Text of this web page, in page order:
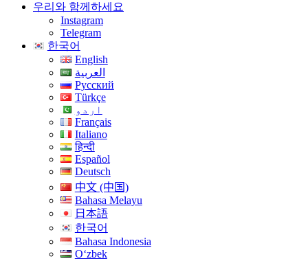
우리와 함께하세요
Instagram
Telegram
한국어
English
العربية
Русский
Türkçe
اردو
Français
Italiano
हिन्दी
Español
Deutsch
中文 (中国)
Bahasa Melayu
日本語
한국어
Bahasa Indonesia
Oʻzbek